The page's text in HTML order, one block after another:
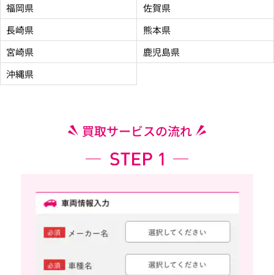
福岡県
佐賀県
長崎県
熊本県
宮崎県
鹿児島県
沖縄県
買取サービスの流れ